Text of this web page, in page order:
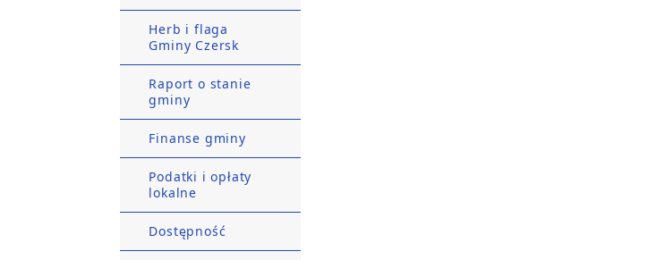
Herb i flaga
Gminy Czersk
Raport o stanie
gminy
Finanse gminy
Podatki i opłaty
lokalne
Dostępność